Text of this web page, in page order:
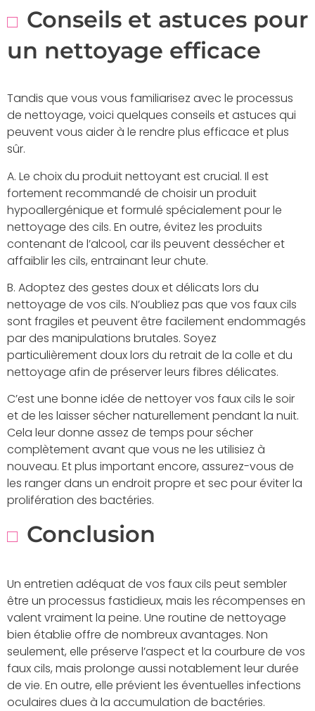
Conseils et astuces pour
un nettoyage efficace
Tandis que vous vous familiarisez avec le processus
de nettoyage, voici quelques conseils et astuces qui
peuvent vous aider à le rendre plus efficace et plus
sûr.
A. Le choix du produit nettoyant est crucial. Il est
fortement recommandé de choisir un produit
hypoallergénique et formulé spécialement pour le
nettoyage des cils. En outre, évitez les produits
contenant de l’alcool, car ils peuvent dessécher et
affaiblir les cils, entrainant leur chute.
B. Adoptez des gestes doux et délicats lors du
nettoyage de vos cils. N’oubliez pas que vos faux cils
sont fragiles et peuvent être facilement endommagés
par des manipulations brutales. Soyez
particulièrement doux lors du retrait de la colle et du
nettoyage afin de préserver leurs fibres délicates.
C’est une bonne idée de nettoyer vos faux cils le soir
et de les laisser sécher naturellement pendant la nuit.
Cela leur donne assez de temps pour sécher
complètement avant que vous ne les utilisiez à
nouveau. Et plus important encore, assurez-vous de
les ranger dans un endroit propre et sec pour éviter la
prolifération des bactéries.
Conclusion
Un entretien adéquat de vos faux cils peut sembler
être un processus fastidieux, mais les récompenses en
valent vraiment la peine. Une routine de nettoyage
bien établie offre de nombreux avantages. Non
seulement, elle préserve l’aspect et la courbure de vos
faux cils, mais prolonge aussi notablement leur durée
de vie. En outre, elle prévient les éventuelles infections
oculaires dues à la accumulation de bactéries.